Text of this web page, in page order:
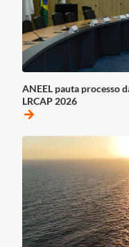
ANEEL pauta processo
LRCAP 2026
arrow_forward